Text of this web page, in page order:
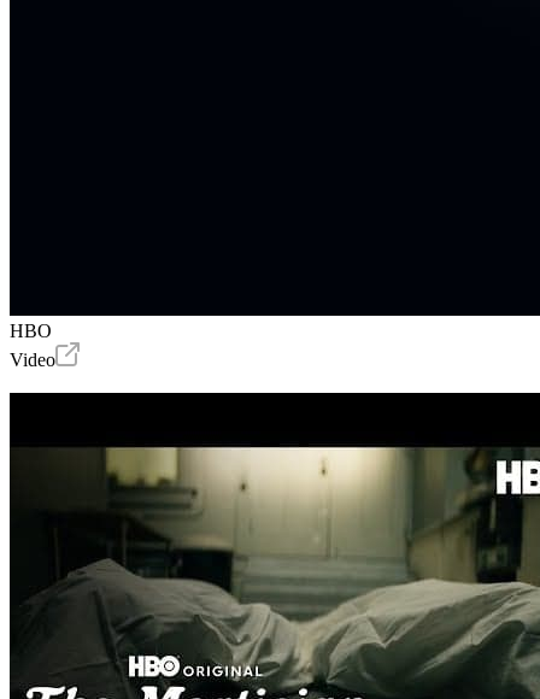
HBO
Video